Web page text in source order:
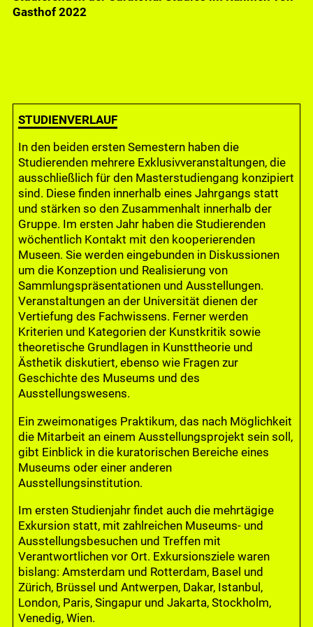
Gasthof 2022
Gasthof 2022
Weltkulturen Museum, 2011
STUDIENVERLAUF
In den beiden ersten Semestern haben die
Studierenden mehrere Exklusivveranstaltungen, die
ausschließlich für den Masterstudiengang konzipiert
sind. Diese finden innerhalb eines Jahrgangs statt
und stärken so den Zusammenhalt innerhalb der
Gruppe. Im ersten Jahr haben die Studierenden
wöchentlich Kontakt mit den kooperierenden
Museen. Sie werden eingebunden in Diskussionen
um die Konzeption und Realisierung von
Sammlungspräsentationen und Ausstellungen.
Veranstaltungen an der Universität dienen der
Vertiefung des Fachwissens. Ferner werden
Kriterien und Kategorien der Kunstkritik sowie
theoretische Grundlagen in Kunsttheorie und
Ästhetik diskutiert, ebenso wie Fragen zur
Geschichte des Museums und des
Ausstellungswesens.
Ein zweimonatiges Praktikum, das nach Möglichkeit
die Mitarbeit an einem Ausstellungsprojekt sein soll,
gibt Einblick in die kuratorischen Bereiche eines
Museums oder einer anderen
Ausstellungsinstitution.
Im ersten Studienjahr findet auch die mehrtägige
Exkursion statt, mit zahlreichen Museums- und
Ausstellungsbesuchen und Treffen mit
Verantwortlichen vor Ort. Exkursionsziele waren
bislang: Amsterdam und Rotterdam, Basel und
Zürich, Brüssel und Antwerpen, Dakar, Istanbul,
London, Paris, Singapur und Jakarta, Stockholm,
Venedig, Wien.